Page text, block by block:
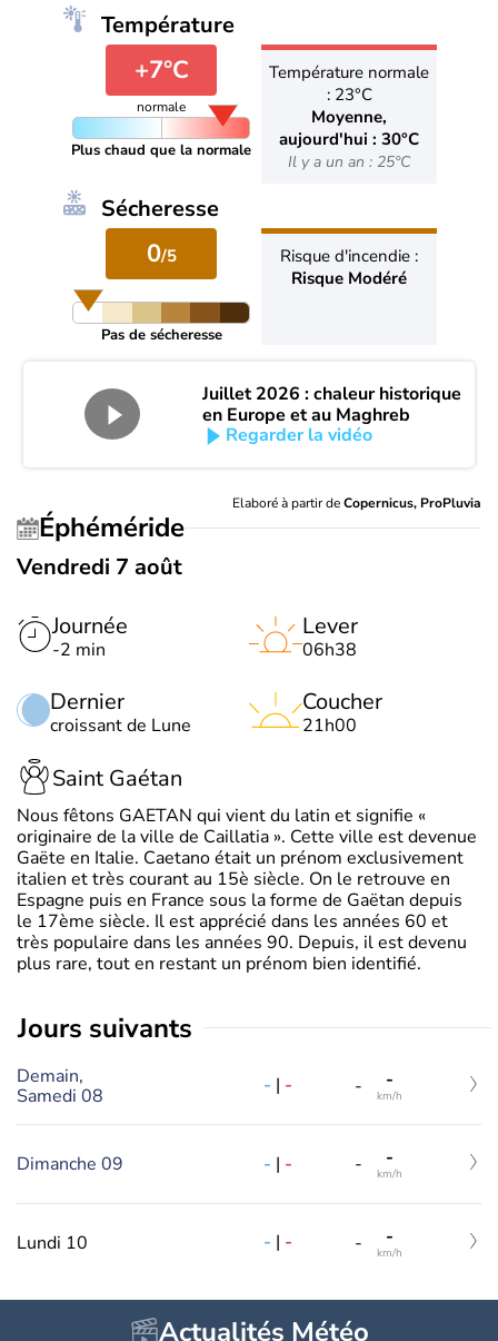
Température
+7°C
normale
Plus chaud que la normale
Température normale
: 23°C
Moyenne,
aujourd'hui : 30°C
Il y a un an : 25°C
Sécheresse
0/5
Pas de sécheresse
Risque d'incendie :
Risque Modéré
Juillet 2026 : chaleur historique
en Europe et au Maghreb
Regarder la vidéo
Elaboré à partir deCopernicus, ProPluvia
Éphéméride
Vendredi 7 août
Journée
-2 min
Dernier
croissant de Lune
Lever
06h38
Coucher
21h00
Saint Gaétan
Nous fêtons GAETAN qui vient du latin et signifie «
originaire de la ville de Caillatia ». Cette ville est devenue
Gaëte en Italie. Caetano était un prénom exclusivement
italien et très courant au 15è siècle. On le retrouve en
Espagne puis en France sous la forme de Gaëtan depuis
le 17ème siècle. Il est apprécié dans les années 60 et
très populaire dans les années 90. Depuis, il est devenu
plus rare, tout en restant un prénom bien identifié.
jours suivants
Demain,
Samedi 08
- | - - -
km/h
Dimanche 09 - | - - -
km/h
Lundi 10 - | - - -
km/h
Actualités Météo